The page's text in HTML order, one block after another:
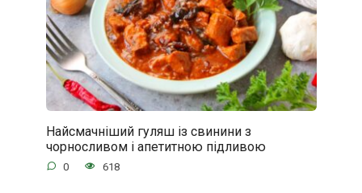
Найсмачніший гуляш із свинини з
чорносливом і апетитною підливою
0 618